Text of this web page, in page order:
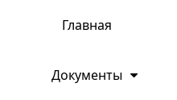
Главная
Документы